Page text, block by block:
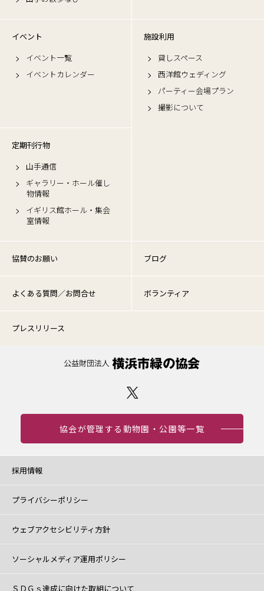
イベント
イベント一覧
イベントカレンダー
施設利用
貸しスペース
西洋館ウェディング
パーティー会場プラン
撮影について
定期刊行物
山手通信
ギャラリー・ホール催し
物情報
イギリス館ホール・集会
室情報
協賛のお願い ブログ
よくある質問／お問合せ ボランティア
プレスリリース
協会が管理する動物園・公園等一覧
採用情報
プライバシーポリシー
ウェブアクセシビリティ方針
ソーシャルメディア運用ポリシー
ＳＤＧｓ達成に向けた取組について